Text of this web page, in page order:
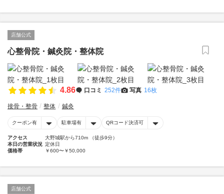
店舗公式
心整骨院・鍼灸院・整体院
4.86 口コミ 252件 写真 16枚
接骨・整骨 整体 鍼灸
クーポン有 駐車場有 QRコード決済可
アクセス
大野城駅から710m （徒歩9分）
本日の営業状況 定休日
価格帯
￥600〜￥50,000
店舗公式